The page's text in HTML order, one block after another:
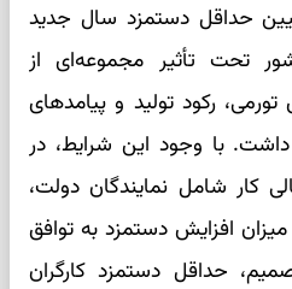
حداقل دستمزد سال جدید
تحت تأثیر مجموعه‌ای از
رکود تولید و پیامدهای
با وجود این شرایط، در
کار شامل نمایندگان دولت،
میزان افزایش دستمزد به توافق
حداقل دستمزد کارگران